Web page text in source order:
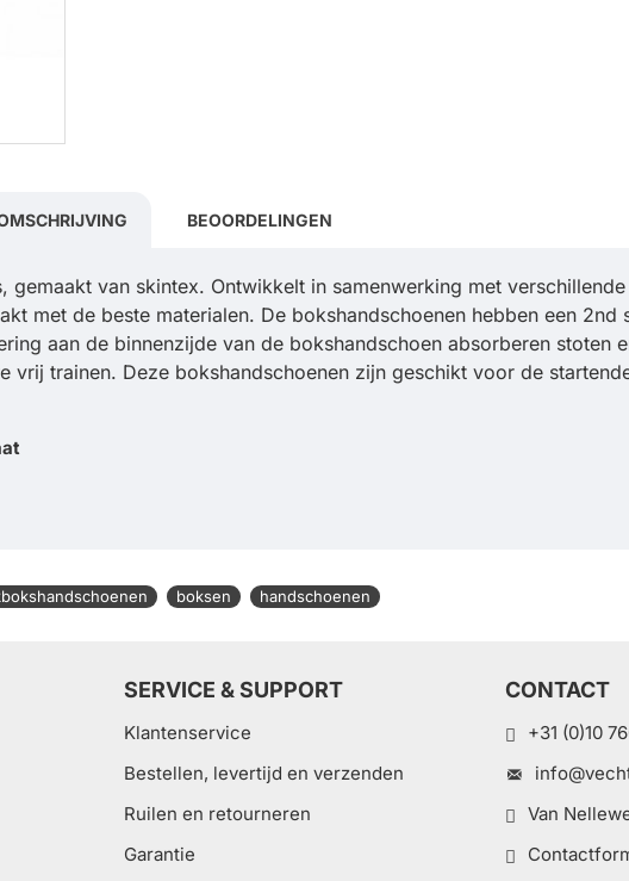
BEOORDELINGEN
van skintex. Ontwikkelt in samenwerking met
met de beste materialen. De bokshandschoenen hebben een 2nd
aan de binnenzijde van de bokshandschoen absorberen stoten
trainen. Deze bokshandschoenen zijn geschikt voor de
boksen handschoenen
SERVICE & SUPPORT
Klantenservice
Bestellen, levertijd en verzenden
Ruilen en retourneren
Garantie
CONTACT
+31 (0)10
Van